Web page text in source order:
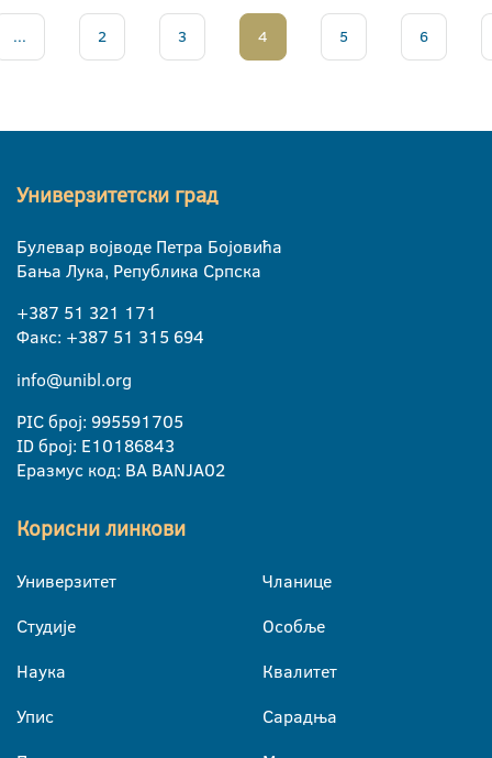
... 2 3 4 5 6
Универзитетски град
Булевар војводе Петра Бојовића
Бања Лука, Република Српска
+387 51 321 171
Факс: +387 51 315 694
info@unibl.org
PIC број: 995591705
ID број: E10186843
Еразмус код: BA BANJA02
Корисни линкови
Универзитет
Студије
Наука
Упис
Чланице
Особље
Квалитет
Сарадња